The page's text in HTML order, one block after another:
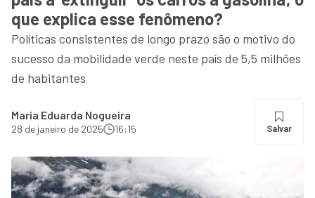
que explica esse fenômeno?
Políticas consistentes de longo prazo são o motivo do
sucesso da mobilidade verde neste país de 5,5 milhões
de habitantes
Maria Eduarda Nogueira
28 de janeiro de 2025 16:15 Salvar